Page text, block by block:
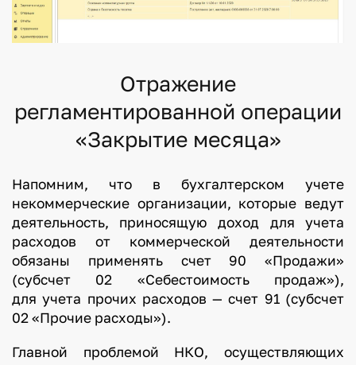
Отражение
регламентированной операции
«Закрытие месяца»
Напомним, что в бухгалтерском учете
некоммерческие организации, которые ведут
деятельность, приносящую доход для учета
расходов от коммерческой деятельности
обязаны применять счет 90 «Продажи»
(субсчет 02 «Себестоимость продаж»),
для учета прочих расходов — счет 91 (субсчет
02 «Прочие расходы»).
Главной проблемой НКО, осуществляющих